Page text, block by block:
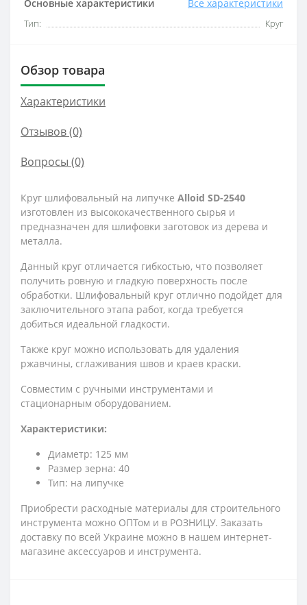
Основные характеристики Все характеристики
Тип: Круг
Обзор товара
Характеристики
Отзывов (0)
Вопросы (0)
Круг шлифовальный на липучке Alloid SD-2540
изготовлен из высококачественного сырья и
предназначен для шлифовки заготовок из дерева и
металла.
Данный круг отличается гибкостью, что позволяет
получить ровную и гладкую поверхность после
обработки. Шлифовальный круг отлично подойдет для
заключительного этапа работ, когда требуется
добиться идеальной гладкости.
Также круг можно использовать для удаления
ржавчины, сглаживания швов и краев краски.
Совместим с ручными инструментами и
стационарным оборудованием.
Характеристики:
Диаметр: 125 мм
Размер зерна: 40
Тип: на липучке
Приобрести расходные материалы для строительного
инструмента можно ОПТом и в РОЗНИЦУ. Заказать
доставку по всей Украине можно в нашем интернет-
магазине аксессуаров и инструмента.